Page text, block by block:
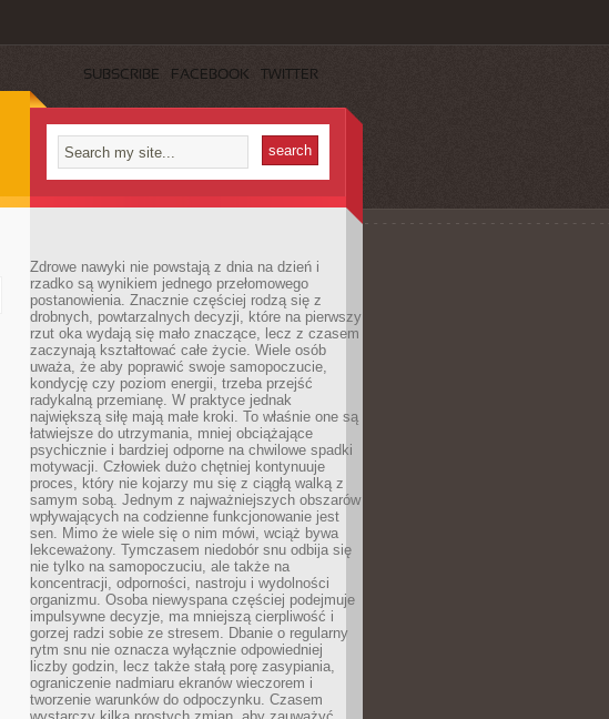
SUBSCRIBE FACEBOOK TWITTER
Zdrowe nawyki nie powstają z dnia na dzień i
rzadko są wynikiem jednego przełomowego
postanowienia. Znacznie częściej rodzą się z
drobnych, powtarzalnych decyzji, które na pierwszy
rzut oka wydają się mało znaczące, lecz z czasem
zaczynają kształtować całe życie. Wiele osób
uważa, że aby poprawić swoje samopoczucie,
kondycję czy poziom energii, trzeba przejść
radykalną przemianę. W praktyce jednak
największą siłę mają małe kroki. To właśnie one są
łatwiejsze do utrzymania, mniej obciążające
psychicznie i bardziej odporne na chwilowe spadki
motywacji. Człowiek dużo chętniej kontynuuje
proces, który nie kojarzy mu się z ciągłą walką z
samym sobą. Jednym z najważniejszych obszarów
wpływających na codzienne funkcjonowanie jest
sen. Mimo że wiele się o nim mówi, wciąż bywa
lekceważony. Tymczasem niedobór snu odbija się
nie tylko na samopoczuciu, ale także na
koncentracji, odporności, nastroju i wydolności
organizmu. Osoba niewyspana częściej podejmuje
impulsywne decyzje, ma mniejszą cierpliwość i
gorzej radzi sobie ze stresem. Dbanie o regularny
rytm snu nie oznacza wyłącznie odpowiedniej
liczby godzin, lecz także stałą porę zasypiania,
ograniczenie nadmiaru ekranów wieczorem i
tworzenie warunków do odpoczynku. Czasem